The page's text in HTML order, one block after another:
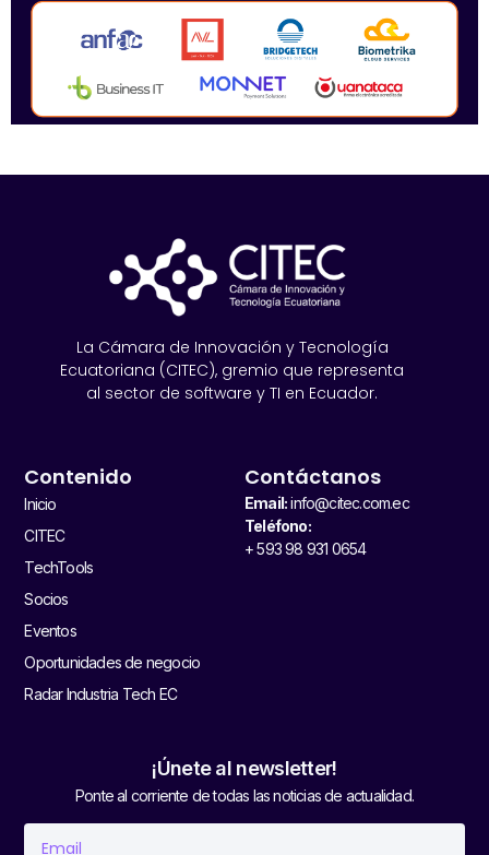
La Cámara de Innovación y Tecnología
Ecuatoriana (CITEC), gremio que representa
al sector de software y TI en Ecuador.
Contenido
Inicio
CITEC
TechTools
Socios
Eventos
Oportunidades de negocio
Radar Industria Tech EC
Contáctanos
Email:info@citec.com.ec
Teléfono:
+ 593 98 931 0654
¡Únete al newsletter!
Ponte al corriente de todas las noticias de actualidad.